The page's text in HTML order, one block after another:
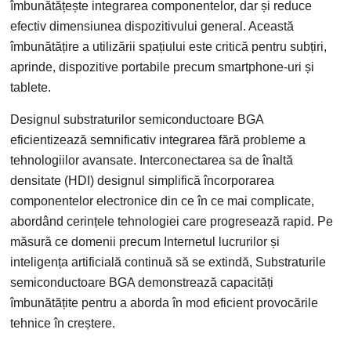
îmbunătățește integrarea componentelor, dar și reduce
efectiv dimensiunea dispozitivului general. Această
îmbunătățire a utilizării spațiului este critică pentru subțiri,
aprinde, dispozitive portabile precum smartphone-uri și
tablete.
Designul substraturilor semiconductoare BGA
eficientizează semnificativ integrarea fără probleme a
tehnologiilor avansate. Interconectarea sa de înaltă
densitate (HDI) designul simplifică încorporarea
componentelor electronice din ce în ce mai complicate,
abordând cerințele tehnologiei care progresează rapid. Pe
măsură ce domenii precum Internetul lucrurilor și
inteligența artificială continuă să se extindă, Substraturile
semiconductoare BGA demonstrează capacități
îmbunătățite pentru a aborda în mod eficient provocările
tehnice în creștere.